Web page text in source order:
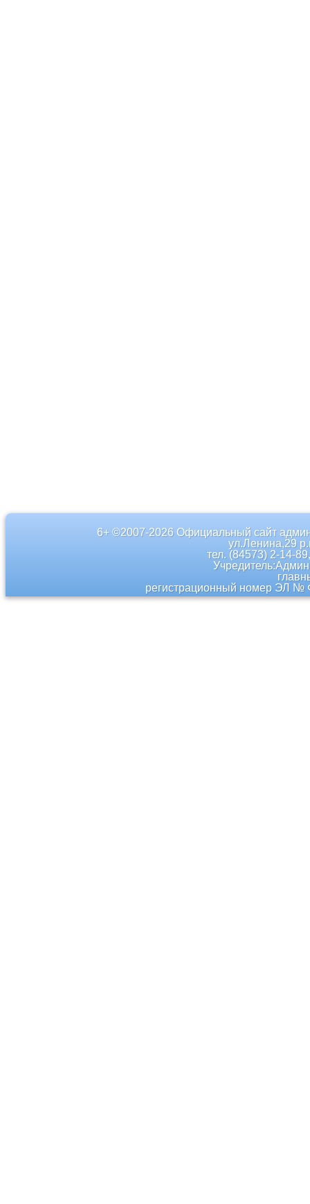
6+ ©2007-2026 Официальный сайт
ул.Ленина,29
тел. (84573) 2-14-
регистрационный номер ЭЛ №